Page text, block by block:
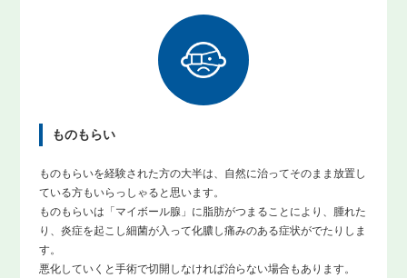
ものもらい
ものもらいを経験された方の大半は、自然に治ってそのまま放置し
ている方もいらっしゃると思います。
ものもらいは「マイボール腺」に脂肪がつまることにより、腫れた
り、炎症を起こし細菌が入って化膿し痛みのある症状がでたりしま
す。
悪化していくと手術で切開しなければ治らない場合もあります。